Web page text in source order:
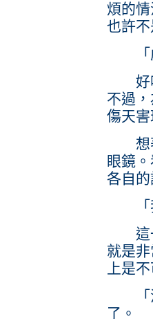
煩的
也許
「處
好吧
不過
傷天
想著
眼鏡
各自
「我
這一
就是
上是
「沒
了。